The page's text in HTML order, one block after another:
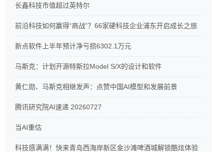
长鑫科技市值超过英特尔
前沿科技如何赢得“商战”？66家硬科技企业浦东开启成长之旅
新点软件上半年预计净亏损6302.1万元
马斯克：计划开源特斯拉Model S/X的设计和软件
黄仁勋、马斯克相继发声：点赞中国AI模型和发展前景
腾讯研究院AI速递 20260727
当AI重估
科技感满满！快来青岛西海岸新区金沙滩啤酒城解锁酷炫体验